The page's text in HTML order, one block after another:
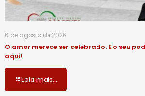
6 de agosto de 2026
O amor merece ser celebrado. E o seu
aqui!
Leia mais...